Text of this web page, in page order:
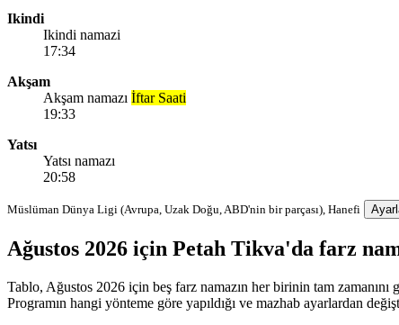
Ikindi
Ikindi namazi
17:34
Akşam
Akşam namazı İftar Saati
19:33
Yatsı
Yatsı namazı
20:58
Müslüman Dünya Ligi (Avrupa, Uzak Doğu, ABD'nin bir parçası), Hanefi
Ağustos 2026 için Petah Tikva'da farz
Tablo, Ağustos 2026 için beş farz namazın her birinin tam
Programın hangi yönteme göre yapıldığı ve mazhab ayarlardan